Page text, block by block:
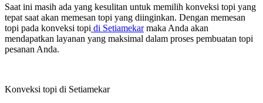
Saat ini masih ada yang kesulitan untuk memilih konveksi topi yang
tepat saat akan memesan topi yang diinginkan. Dengan memesan
topi pada konveksi topi di Setiamekarmaka Anda akan
mendapatkan layanan yang maksimal dalam proses pembuatan topi
pesanan Anda.
Konveksi topi di Setiamekar